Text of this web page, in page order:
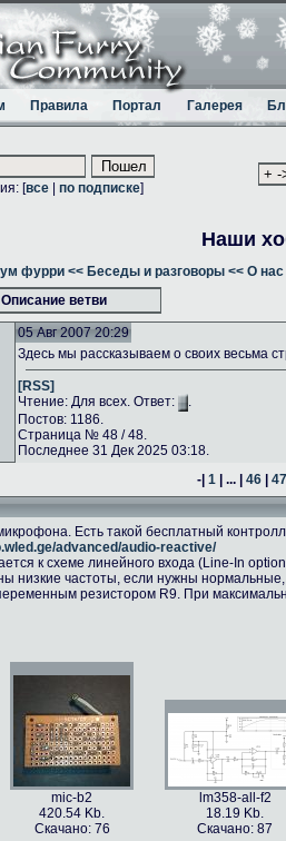
Правила Портал Галерея
[все по подписке]
Наши
фурри << Беседы и разговоры << О
Описание ветви
05 Авг 2007 20:29
Здесь мы рассказываем о своих весьма
[RSS]
Чтение: Для всех. Ответ:
.
Постов: 1186.
Страница № 48 / 48.
Последнее 31 Дек 2025 03:18.
-| 1 | ... | 46 | 47
Есть такой бесплатный
advanced/audio-reactive/
к схеме линейного входа (Line-In
низкие частоты, если нужны
резистором R9. При
mic-b2
420.54 Kb.
Скачано: 76
lm358-all-f2
18.19 Kb.
Скачано: 87